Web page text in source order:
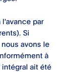
par
Si
avons le
à
ait été